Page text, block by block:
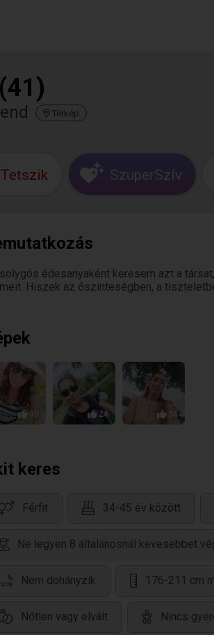
Térkép
Tetszik SzuperSzív
édesanyaként keresem azt a
Hiszek az őszinteségben, a
90 24 34
keres
Férfit 34-45 év között
Ne legyen 8 általánosnál kevesebbet
Nem dohányzik 176-211 cm
Nőtlen vagy elvált Nincs